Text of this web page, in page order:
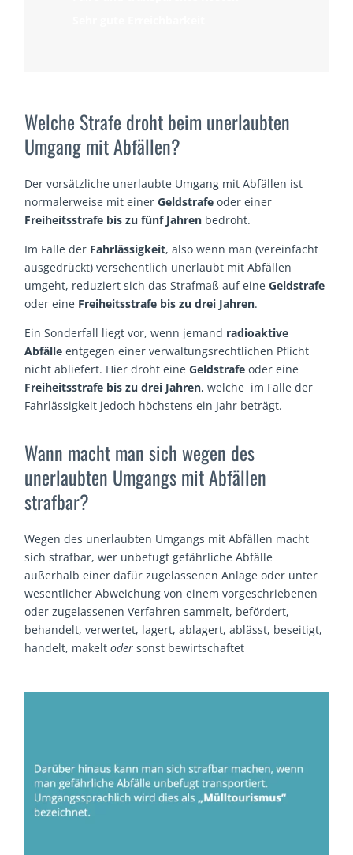
Welche Strafe droht beim unerlaubten
Umgang mit Abfällen?
Der vorsätzliche unerlaubte Umgang mit Abfällen ist
normalerweise mit einerGeldstrafe oder einer
Freiheitsstrafe bis zu fünf Jahren bedroht.
Im Falle der Fahrlässigkeit, also wenn man (vereinfacht
ausgedrückt) versehentlich unerlaubt mit Abfällen
umgeht, reduziert sich das Strafmaß auf eineGeldstrafe
oder eine Freiheitsstrafe bis zu drei Jahren.
Ein Sonderfall liegt vor, wenn jemand radioaktive
Abfälle entgegen einer verwaltungsrechtlichen Pflicht
nicht abliefert. Hier droht eineGeldstrafe oder eine
Freiheitsstrafe bis zu drei Jahren, welche im Falle der
Fahrlässigkeit jedoch höchstens ein Jahr beträgt.
Wann macht man sich wegen des
unerlaubten Umgangs mit Abfällen
strafbar?
Wegen des unerlaubten Umgangs mit Abfällen macht
sich strafbar, wer unbefugt gefährliche Abfälle
außerhalb einer dafür zugelassenen Anlage oder unter
wesentlicher Abweichung von einem vorgeschriebenen
oder zugelassenen Verfahren sammelt, befördert,
behandelt, verwertet, lagert, ablagert, ablässt, beseitigt,
handelt, makeltodersonst bewirtschaftet